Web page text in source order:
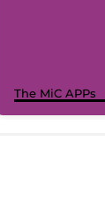
The MiC APPs